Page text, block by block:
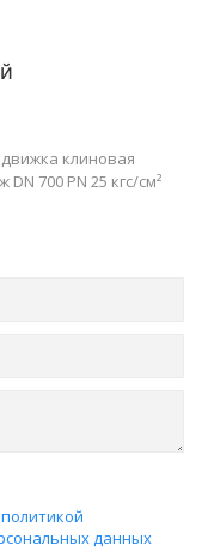
клиновая
700 PN 25 кгс/см²
политикой
данных